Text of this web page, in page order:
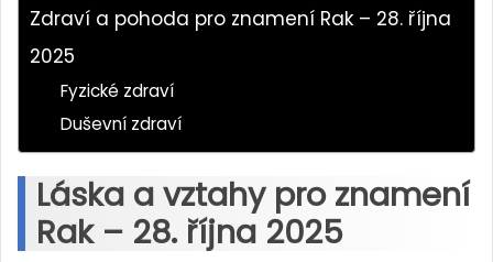
Zdraví a pohoda pro znamení Rak – 28. října
2025
Fyzické zdraví
Duševní zdraví
Láska a vztahy pro znamení
Rak – 28. října 2025